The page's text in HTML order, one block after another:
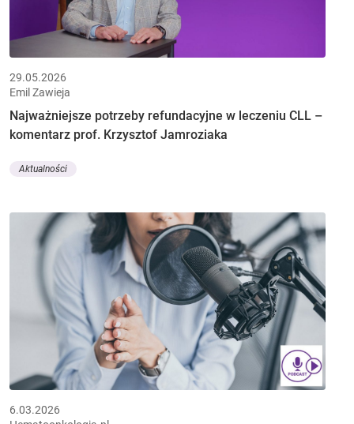
29.05.2026
Emil Zawieja
Najważniejsze potrzeby refundacyjne w leczeniu CLL –
komentarz prof. Krzysztof Jamroziaka
Aktualności
6.03.2026